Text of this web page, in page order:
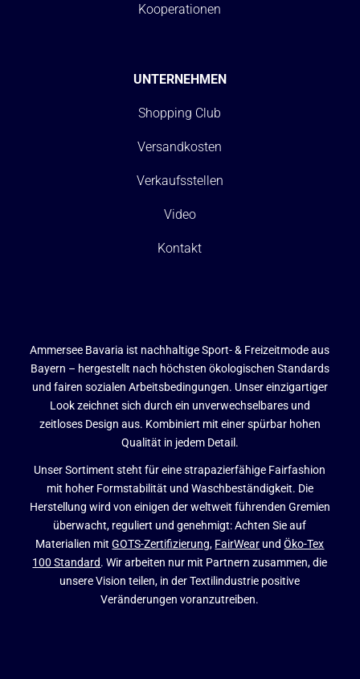
Kooperationen
UNTERNEHMEN
Shopping Club
Versandkosten
Verkaufsstellen
Video
Kontakt
Ammersee Bavaria ist nachhaltige Sport- & Freizeitmode aus
Bayern – hergestellt nach höchsten ökologischen Standards
und fairen sozialen Arbeitsbedingungen. Unser einzigartiger
Look zeichnet sich durch ein unverwechselbares und
zeitloses Design aus. Kombiniert mit einer spürbar hohen
Qualität in jedem Detail.
Unser Sortiment steht für eine strapazierfähige Fairfashion
mit hoher Formstabilität und Waschbeständigkeit. Die
Herstellung wird von einigen der weltweit führenden Gremien
überwacht, reguliert und genehmigt: Achten Sie auf
Materialien mitGOTS-Zertifizierung, FairWear undÖko-Tex
100 Standard. Wir arbeiten nur mit Partnern zusammen, die
unsere Vision teilen, in der Textilindustrie positive
Veränderungen voranzutreiben.